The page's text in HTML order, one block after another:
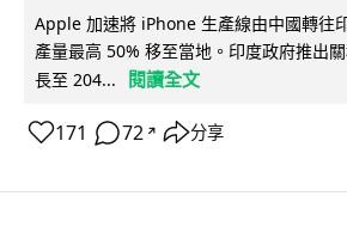
Apple 加速將 iPhone 生產線由中國轉往
產量最高 50% 移至當地。印度政府推出
長至 204...
閱讀全文
171 72 ↗ 分享